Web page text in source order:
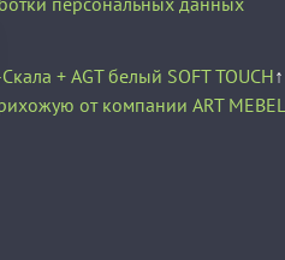
+ AGT белый SOFT TOUCH↑
от компании ART MEBEL